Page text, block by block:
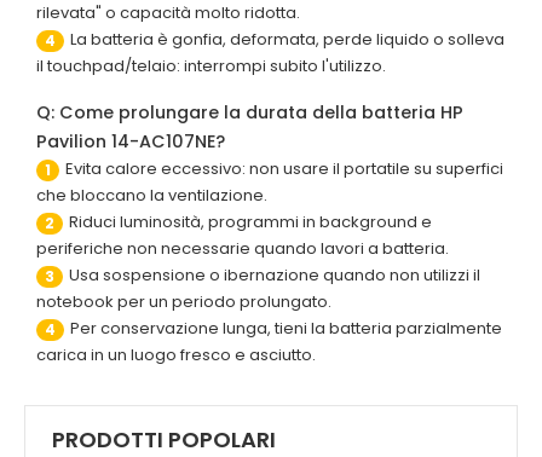
rilevata" o capacità molto ridotta.
4
La batteria è gonfia, deformata, perde liquido o solleva
il touchpad/telaio: interrompi subito l'utilizzo.
Q: Come prolungare la durata della batteria HP
Pavilion 14-AC107NE?
1
Evita calore eccessivo: non usare il portatile su superfici
che bloccano la ventilazione.
2
Riduci luminosità, programmi in background e
periferiche non necessarie quando lavori a batteria.
3
Usa sospensione o ibernazione quando non utilizzi il
notebook per un periodo prolungato.
4
Per conservazione lunga, tieni la batteria parzialmente
carica in un luogo fresco e asciutto.
PRODOTTI POPOLARI